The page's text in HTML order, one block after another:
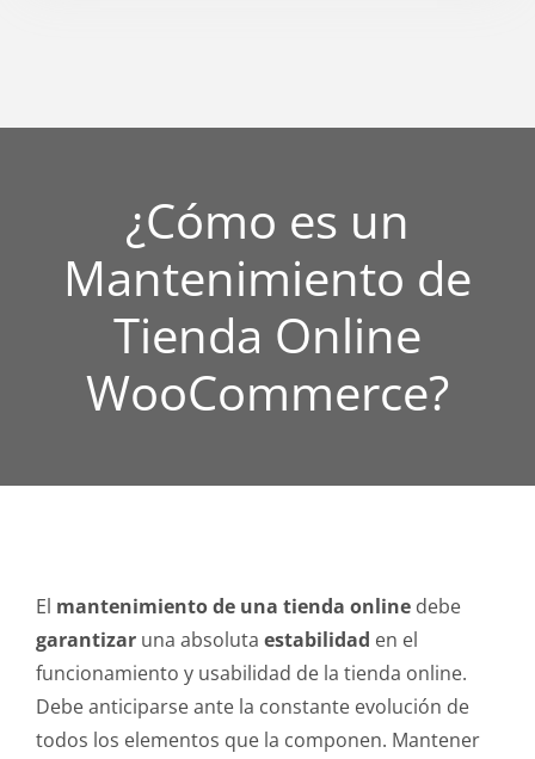
¿Cómo es un
Mantenimiento de
Tienda Online
WooCommerce?
El mantenimiento de una tienda onlinedebe
garantizaruna absoluta estabilidad en el
funcionamiento y usabilidad de la tienda online.
Debe anticiparse ante la constante evolución de
todos los elementos que la componen. Mantener